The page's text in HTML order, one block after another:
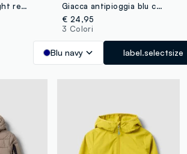
Giubbotto Ultralight reversibile azzurro con cappuccio e zip per bambino
Giacca antipioggia blu con cappuccio e zip per bambino
€ 24,95
3 Colori
Blu navy label.selectsize